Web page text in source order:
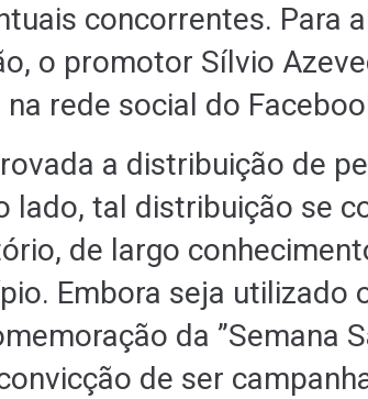
concorrentes. Para
o promotor Sílvio
rede social do
a distribuição de
lado, tal distribuição se
de largo
Embora seja utilizado
da ”Semana
de ser